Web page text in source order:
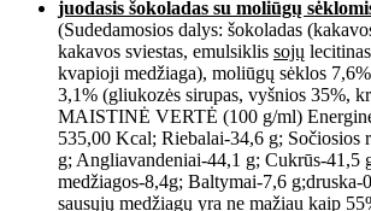
juodasis šokoladas su moliūgų
(Sudedamosios dalys: šokoladas
kakavos sviestas, emulsiklis sojų
kvapioji medžiaga), moliūgų sėklos
3,1% (gliukozės sirupas, vyšnios 35%,
MAISTINĖ VERTĖ (100 g/ml)
535,00 Kcal; Riebalai-34,6 g; Sočiosios
g; Angliavandeniai-44,1 g; Cukrūs-41,5
medžiagos-8,4g; Baltymai-7,6 g;druska-
sausųjų medžiagų yra ne mažiau kaip